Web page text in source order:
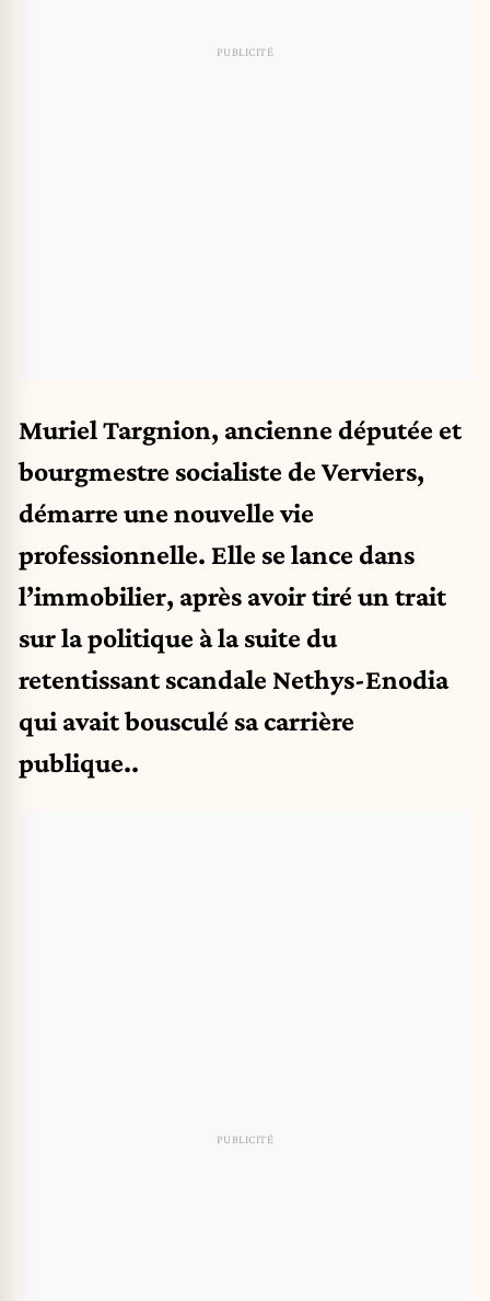
Muriel Targnion, ancienne députée et
bourgmestre socialiste de Verviers,
démarre une nouvelle vie
professionnelle. Elle se lance dans
l’immobilier, après avoir tiré un trait
sur la politique à la suite du
retentissant scandale Nethys-Enodia
qui avait bousculé sa carrière
publique..